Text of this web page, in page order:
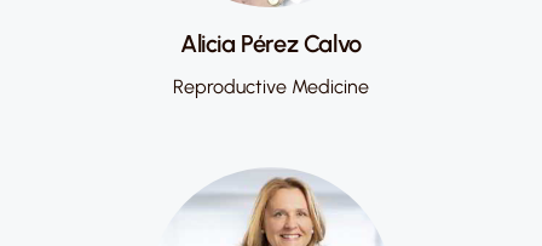
Alicia Pérez Calvo
Reproductive Medicine